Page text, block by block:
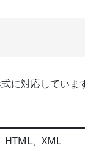
に対応していま
、XML